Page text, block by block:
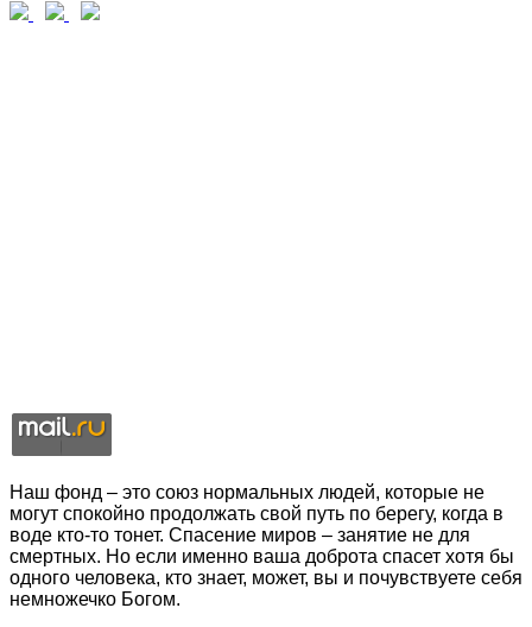
Наш фонд – это союз нормальных людей, которые не
могут спокойно продолжать свой путь по берегу, когда в
воде кто-то тонет. Спасение миров – занятие не для
смертных. Но если именно ваша доброта спасет хотя бы
одного человека, кто знает, может, вы и почувствуете себя
немножечко Богом.